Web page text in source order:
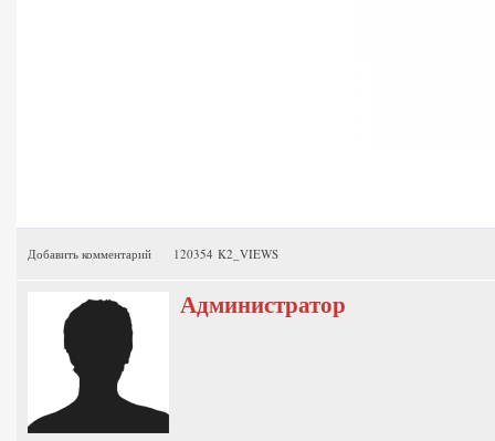
Добавить комментарий 120354 K2_VIEWS
Администратор